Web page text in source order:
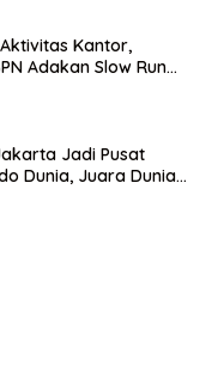
Kantor,
Adakan Slow Run
Jadi Pusat
Dunia, Juara Dunia